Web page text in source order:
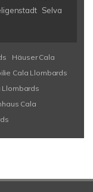
Selva
Häuser Cala
Cala Llombards
Llombards
Cala